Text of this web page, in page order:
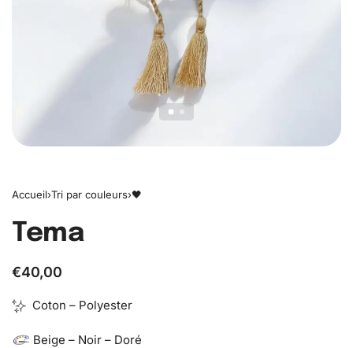
Accueil›Tri par couleurs›🖤
Tema
€40,00
Coton – Polyester
Beige – Noir – Doré